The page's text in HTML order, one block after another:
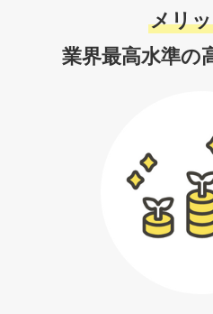
メリ
業界最高水準の